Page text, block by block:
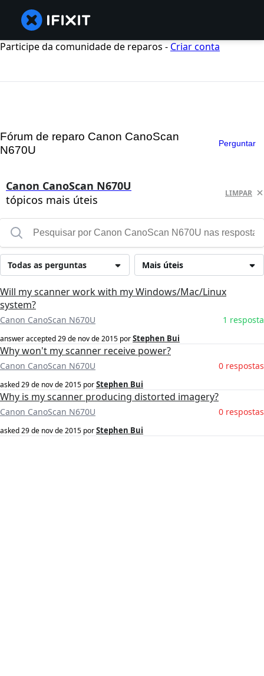
Participe da comunidade de reparos - Criar conta
Fórum de reparo Canon CanoScan
N670U
Perguntar
Canon CanoScan N670U
tópicos mais úteis
LIMPAR
Mais úteis
Todas as perguntas
Will my scanner work with my Windows/Mac/Linux
system?
Canon CanoScan N670U 1 resposta
answer accepted29 de nov de 2015 porStephen Bui
Why won't my scanner receive power?
Canon CanoScan N670U 0 respostas
asked29 de nov de 2015 porStephen Bui
Why is my scanner producing distorted imagery?
Canon CanoScan N670U 0 respostas
asked29 de nov de 2015 porStephen Bui